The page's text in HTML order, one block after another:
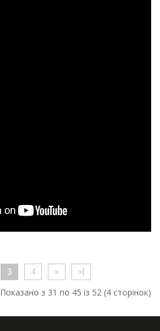
3 4 > >|
Показано з 31 по 45 із 52 (4 сторінок)